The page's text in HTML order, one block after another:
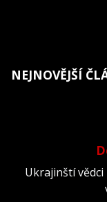
NEJNOVĚJŠÍ
Ukrajinští vědci